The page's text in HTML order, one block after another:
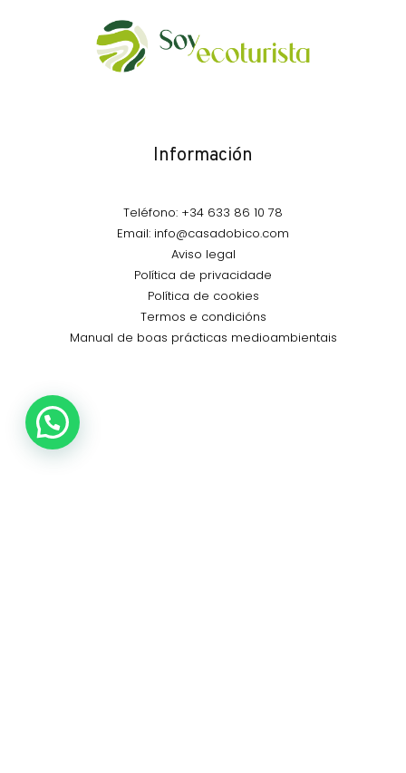
Información
Teléfono: +34 633 86 10 78
Email: info@casadobico.com
Aviso legal
Política de privacidade
Política de cookies
Termos e condicións
Manual de boas prácticas medioambientais